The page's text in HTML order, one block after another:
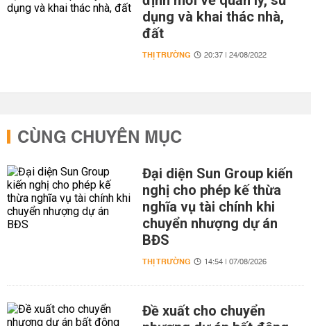
dụng và khai thác nhà,
đất
THỊ TRƯỜNG 20:37 | 24/08/2022
CÙNG CHUYÊN MỤC
Đại diện Sun Group kiến
nghị cho phép kế thừa
nghĩa vụ tài chính khi
chuyển nhượng dự án
BĐS
THỊ TRƯỜNG 14:54 | 07/08/2026
Đề xuất cho chuyển